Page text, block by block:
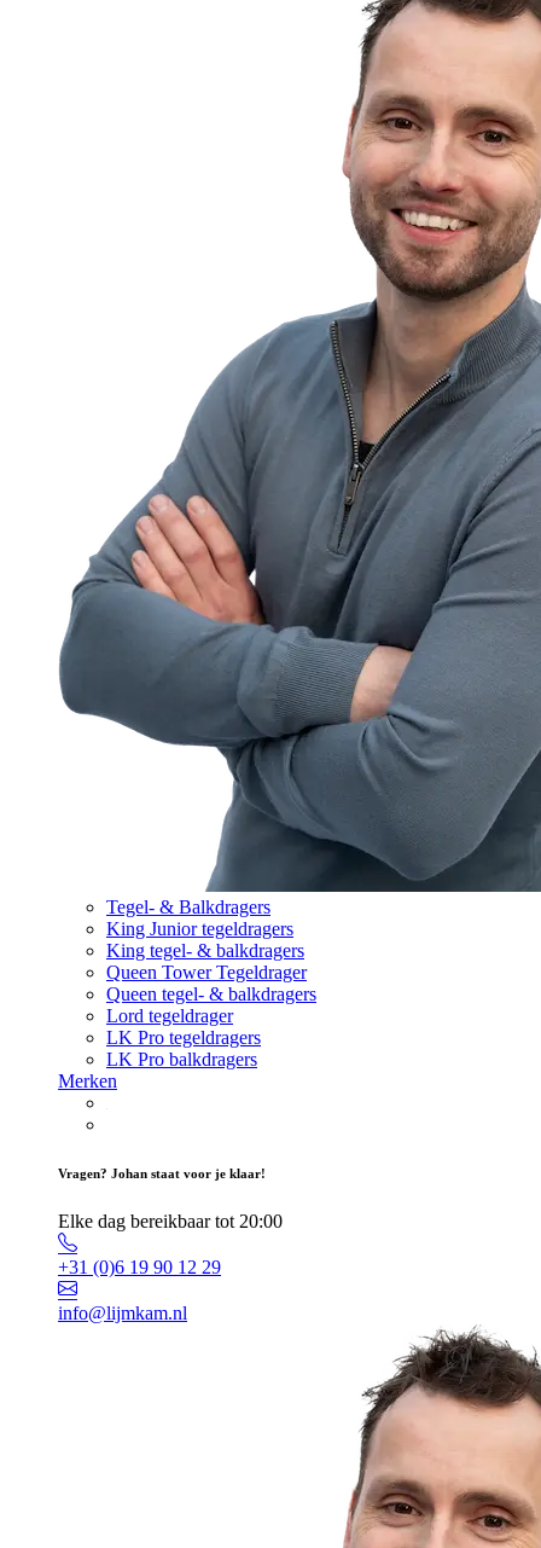
Tegel- & Balkdragers
King Junior tegeldragers
King tegel- & balkdragers
Queen Tower Tegeldrager
Queen tegel- & balkdragers
Lord tegeldrager
LK Pro tegeldragers
LK Pro balkdragers
Merken
Vragen? Johan staat voor je klaar!
Elke dag bereikbaar tot 20:00
+31 (0)6 19 90 12 29
info@lijmkam.nl